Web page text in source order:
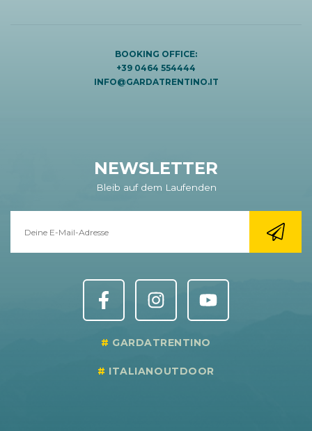
BOOKING OFFICE:
+39 0464 554444
INFO@GARDATRENTINO.IT
NEWSLETTER
Bleib auf dem Laufenden
GARDATRENTINO
ITALIANOUTDOOR